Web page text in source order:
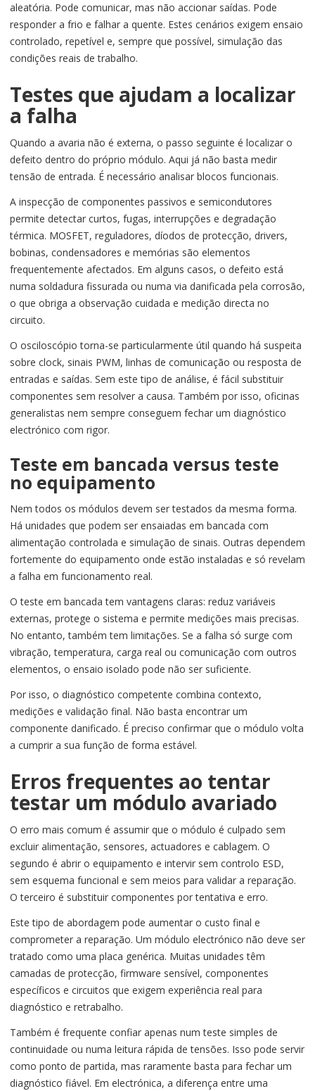
aleatória. Pode comunicar, mas não accionar saídas. Pode
responder a frio e falhar a quente. Estes cenários exigem ensaio
controlado, repetível e, sempre que possível, simulação das
condições reais de trabalho.
Testes que ajudam a localizar
a falha
Quando a avaria não é externa, o passo seguinte é localizar o
defeito dentro do próprio módulo. Aqui já não basta medir
tensão de entrada. É necessário analisar blocos funcionais.
A inspecção de componentes passivos e semicondutores
permite detectar curtos, fugas, interrupções e degradação
térmica. MOSFET, reguladores, díodos de protecção, drivers,
bobinas, condensadores e memórias são elementos
frequentemente afectados. Em alguns casos, o defeito está
numa soldadura fissurada ou numa via danificada pela corrosão,
o que obriga a observação cuidada e medição directa no
circuito.
O osciloscópio torna-se particularmente útil quando há suspeita
sobre clock, sinais PWM, linhas de comunicação ou resposta de
entradas e saídas. Sem este tipo de análise, é fácil substituir
componentes sem resolver a causa. Também por isso, oficinas
generalistas nem sempre conseguem fechar um diagnóstico
electrónico com rigor.
Teste em bancada versus teste
no equipamento
Nem todos os módulos devem ser testados da mesma forma.
Há unidades que podem ser ensaiadas em bancada com
alimentação controlada e simulação de sinais. Outras dependem
fortemente do equipamento onde estão instaladas e só revelam
a falha em funcionamento real.
O teste em bancada tem vantagens claras: reduz variáveis
externas, protege o sistema e permite medições mais precisas.
No entanto, também tem limitações. Se a falha só surge com
vibração, temperatura, carga real ou comunicação com outros
elementos, o ensaio isolado pode não ser suficiente.
Por isso, o diagnóstico competente combina contexto,
medições e validação final. Não basta encontrar um
componente danificado. É preciso confirmar que o módulo volta
a cumprir a sua função de forma estável.
Erros frequentes ao tentar
testar um módulo avariado
O erro mais comum é assumir que o módulo é culpado sem
excluir alimentação, sensores, actuadores e cablagem. O
segundo é abrir o equipamento e intervir sem controlo ESD,
sem esquema funcional e sem meios para validar a reparação.
O terceiro é substituir componentes por tentativa e erro.
Este tipo de abordagem pode aumentar o custo final e
comprometer a reparação. Um módulo electrónico não deve ser
tratado como uma placa genérica. Muitas unidades têm
camadas de protecção, firmware sensível, componentes
específicos e circuitos que exigem experiência real para
diagnóstico e retrabalho.
Também é frequente confiar apenas num teste simples de
continuidade ou numa leitura rápida de tensões. Isso pode servir
como ponto de partida, mas raramente basta para fechar um
diagnóstico fiável. Em electrónica, a diferença entre uma